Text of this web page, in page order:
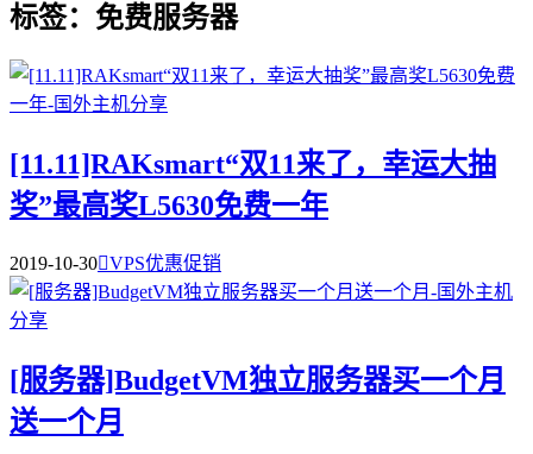
标签：免费服务器
[11.11]RAKsmart“双11来了，幸运大抽
奖”最高奖L5630免费一年
2019-10-30VPS优惠促销
[服务器]BudgetVM独立服务器买一个月
送一个月